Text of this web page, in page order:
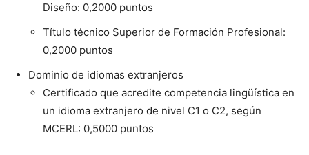
Diseño: 0,2000 puntos
Título técnico Superior de Formación Profesional:
0,2000 puntos
Dominio de idiomas extranjeros
Certificado que acredite competencia lingüística en
un idioma extranjero de nivel C1 o C2, según
MCERL: 0,5000 puntos